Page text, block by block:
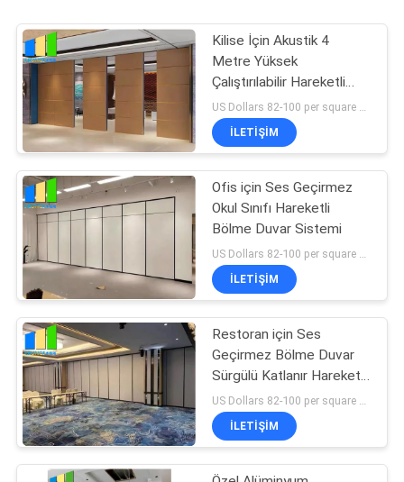
Kilise İçin Akustik 4
Metre Yüksek
Çalıştırılabilir Hareketli
Bölme Duvar
US Dollars 82-100 per square meter MOQ:MOQ yok, küçük miktar hoş geldiniz
İLETIŞIM
Ofis için Ses Geçirmez
Okul Sınıfı Hareketli
Bölme Duvar Sistemi
İLETIŞIM
Restoran için Ses
Geçirmez Bölme Duvar
Sürgülü Katlanır Hareketli
Bölmeler
İLETIŞIM